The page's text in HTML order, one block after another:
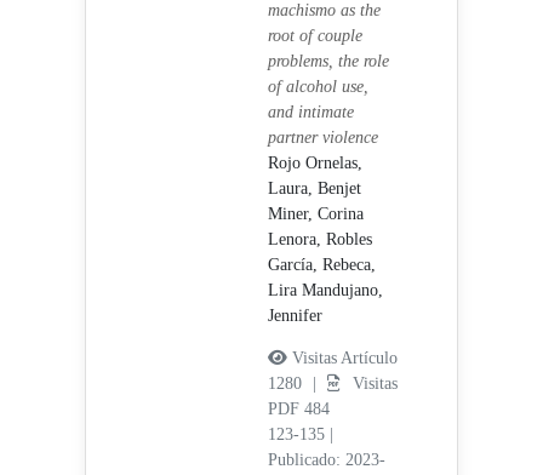
machismo as the
root of couple
problems, the role
of alcohol use,
and intimate
partner violence
Rojo Ornelas,
Laura, Benjet
Miner, Corina
Lenora, Robles
García, Rebeca,
Lira Mandujano,
Jennifer
Visitas Artículo
1280 |
Visitas
PDF 484
123-135
Publicado: 2023-